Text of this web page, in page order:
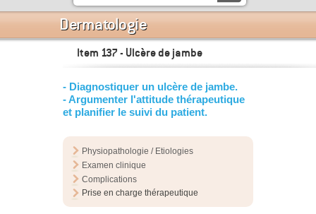
Dermatologie
Item 137 - Ulcère de jambe
- Diagnostiquer un ulcère de jambe.
- Argumenter l'attitude thérapeutique
et planifier le suivi du patient.
Physiopathologie / Etiologies
Examen clinique
Complications
Prise en charge thérapeutique